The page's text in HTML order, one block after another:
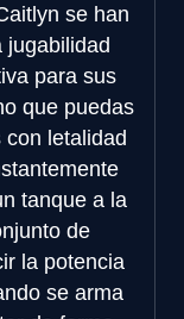
se han
jugabilidad
para sus
que puedas
con letalidad
tanque a la
de
la potencia
se arma